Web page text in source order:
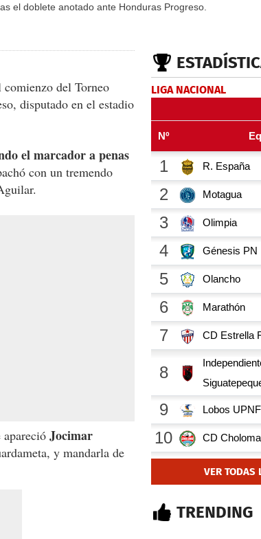
el doblete anotado ante Honduras Progreso.
del Torneo
disputado en el estadio
el marcador a penas
con un tremendo
apareció Jocimar
y mandarla de
LIGA NACIONAL
VER TODAS
TRENDING